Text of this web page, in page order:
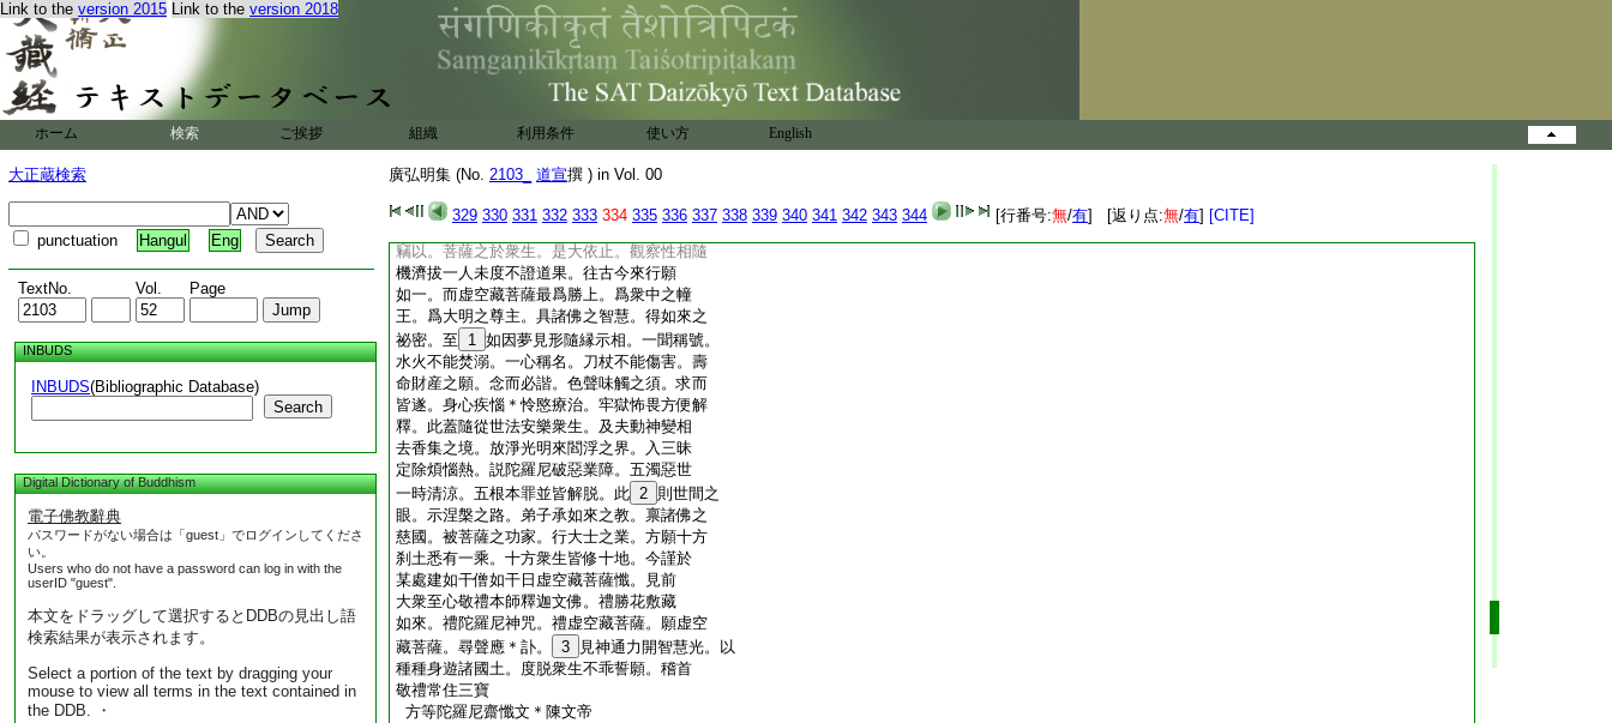
Link to the version 2015 Link to the version 2018
ホーム 検索 ご挨拶 組織 利用条件 使い方 English
大正蔵検索
punctuation Hangul Eng
TextNo. Vol. Page
INBUDS
INBUDS(Bibliographic Database)
Search
Digital Dictionary of Buddhism
電子佛教辭典
パスワードがない場合は「guest」でログインしてくださ
い。
Users who do not have a password can log in with the
userID "guest".
本文をドラッグして選択するとDDBの見出し語
検索結果が表示されます。
Select a portion of the text by dragging your
mouse to view all terms in the text contained in
the DDB. ・
廣弘明集 (No. 2103_ 道宣撰 ) in Vol. 00
329 330 331 332 333 334 335 336 337 338 339 340 341 342 343 344 [行番号:無/有] [返り点:無/有] [CITE]
持。諸佛法門悉令如説。欲使普天率土。無復
怖畏之塵。蠕動蜎飛。永得歸依之地。今謹依
經教於某處建如干僧如干日行方廣懺悔。
讀誦百遍右遶七匝。塗香末香。盡莊嚴之相。
正念正觀。罄精懇之心。見前大衆至心敬禮
本師釋迦如來禮方廣經中所説三寶名字。
願諸佛菩薩尋聲
21 訃響。
放淨光明照諸暗
濁。施清涼水滅茲渇愛。登六度舟入三昧海。
總萬有而會眞如。齊三界而登實法。稽首敬
禮常住三寶
竊以。菩薩之於衆生。是大依止。觀察性相隨
機濟拔一人未度不證道果。往古今來行願
如一。而虚空藏菩薩最爲勝上。爲衆中之幢
王。爲大明之尊主。具諸佛之智慧。得如來之
祕密。至
1 如因夢見形隨縁示相。一聞稱號。
水火不能焚溺。一心稱名。刀杖不能傷害。壽
命財産之願。念而必諧。色聲味觸之須。求而
皆遂。身心疾惱＊怜愍療治。牢獄怖畏方便解
釋。此蓋隨從世法安樂衆生。及夫動神變相
去香集之境。放淨光明來閻浮之界。入三昧
定除煩惱熱。説陀羅尼破惡業障。五濁惡世
一時清涼。五根本罪並皆解脱。此 2 則世間之
眼。示涅槃之路。弟子承如來之教。禀諸佛之
慈國。被菩薩之功家。行大士之業。方願十方
刹土悉有一乘。十方衆生皆修十地。今謹於
某處建如干僧如干日虚空藏菩薩懺。見前
大衆至心敬禮本師釋迦文佛。禮勝花敷藏
如來。禮陀羅尼神咒。禮虚空藏菩薩。願虚空
藏菩薩。尋聲應＊訃。
3
見神通力開智慧光。以
種種身遊諸國土。度脱衆生不乖誓願。稽首
敬禮常住三寶
方等陀羅尼齋懺文＊陳文帝